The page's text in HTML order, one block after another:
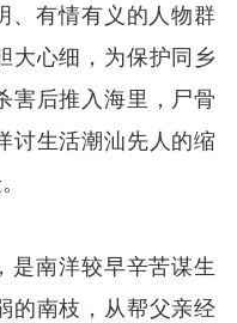
、有情有义的人物群
大心细，为保护同乡
害后推入海里，尸骨
讨生活潮汕先人的缩
是南洋较早辛苦谋生
的南枝，从帮父亲经